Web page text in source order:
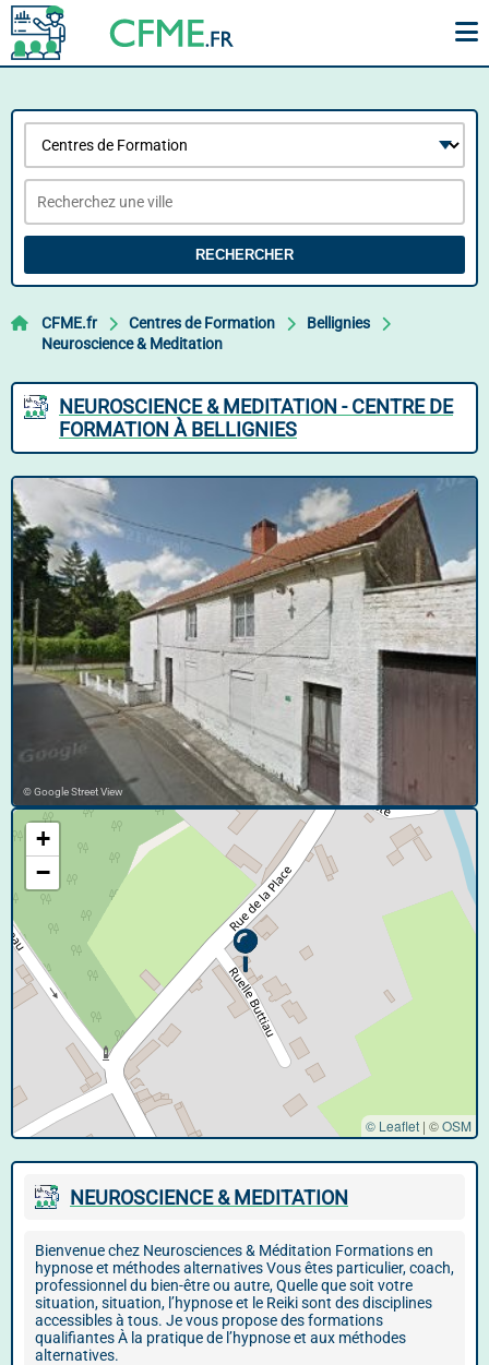
RECHERCHER
CFME.fr Centres de Formation
Bellignies
Neuroscience & Meditation
NEUROSCIENCE & MEDITATION - CENTRE DE
FORMATION À BELLIGNIES
© Google Street View
+
−
© Leaflet | ©OSM
NEUROSCIENCE & MEDITATION
Bienvenue chez Neurosciences & Méditation Formations en
hypnose et méthodes alternatives Vous êtes particulier, coach,
professionnel du bien-être ou autre, Quelle que soit votre
situation, situation, l’hypnose et le Reiki sont des disciplines
accessibles à tous. Je vous propose des formations
qualifiantes À la pratique de l’hypnose et aux méthodes
alternatives.